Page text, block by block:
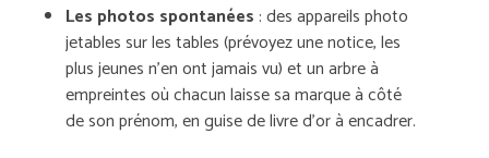
Les photos spontanées : des appareils photo
jetables sur les tables (prévoyez une notice, les
plus jeunes n’en ont jamais vu) et un arbre à
empreintes où chacun laisse sa marque à côté
de son prénom, en guise de livre d’or à encadrer.